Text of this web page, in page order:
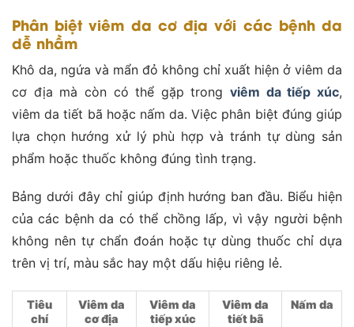
Phân biệt viêm da cơ địa với các bệnh da
dễ nhầm
Khô da, ngứa và mẩn đỏ không chỉ xuất hiện ở viêm da
cơ địa mà còn có thể gặp trongviêm da tiếp xúc,
viêm da tiết bã hoặc nấm da. Việc phân biệt đúng giúp
lựa chọn hướng xử lý phù hợp và tránh tự dùng sản
phẩm hoặc thuốc không đúng tình trạng.
Bảng dưới đây chỉ giúp định hướng ban đầu. Biểu hiện
của các bệnh da có thể chồng lấp, vì vậy người bệnh
không nên tự chẩn đoán hoặc tự dùng thuốc chỉ dựa
trên vị trí, màu sắc hay một dấu hiệu riêng lẻ.
Tiêu
chí
Viêm da
cơ địa
Viêm da
tiếp xúc
Viêm da
tiết bã
Nấm da